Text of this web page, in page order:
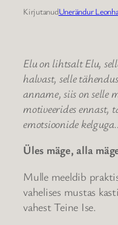
KirjutanudUnerändur
Elu on lihtsalt Elu,
halvast, selle
anname, siis on selle
motiveerides ennast,
emotsioonide
Üles mäge, alla
Mulle meeldib
vahelises mustas
vahest Teine Ise.